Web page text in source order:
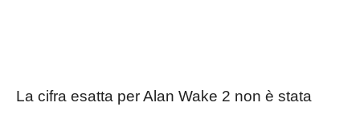
La cifra esatta per Alan Wake 2 non è stata